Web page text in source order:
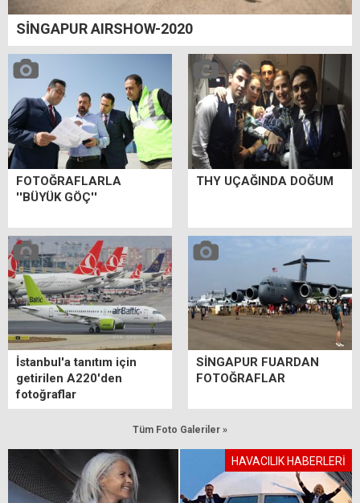
SİNGAPUR AIRSHOW-2020
FOTOĞRAFLARLA
''BÜYÜK GÖÇ''
THY UÇAĞINDA DOĞUM
İstanbul'a tanıtım için
getirilen A220'den
fotoğraflar
SİNGAPUR FUARDAN
FOTOĞRAFLAR
Tüm Foto Galeriler »
HAVACILIK HABERLERİ